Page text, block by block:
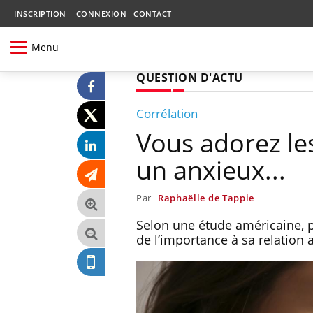
INSCRIPTION CONNEXION CONTACT
Menu
QUESTION D'ACTU
Corrélation
Vous adorez
un anxieux...
Par Raphaëlle de Tappie
Selon une étude américaine,
de l’importance à sa relation